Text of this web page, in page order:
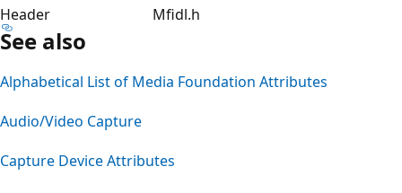
Header
Mfidl.h
See also
Alphabetical List of Media Foundation Attributes
Audio/Video Capture
Capture Device Attributes